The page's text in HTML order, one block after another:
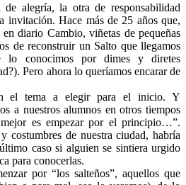
alegría, la otra de responsabilidad
invitación. Hace más de 25 años que,
diario Cambio, viñetas de pequeñas
de reconstruir un Salto que llegamos
lo conocimos por dimes y diretes
Pero ahora lo queríamos encarar de
tema a elegir para el inicio. Y
a nuestros alumnos en otros tiempos
es empezar por el principio…”.
costumbres de nuestra ciudad, habría
caso si alguien se sintiera urgido
para conocerlas.
por “los salteños”, aquellos que